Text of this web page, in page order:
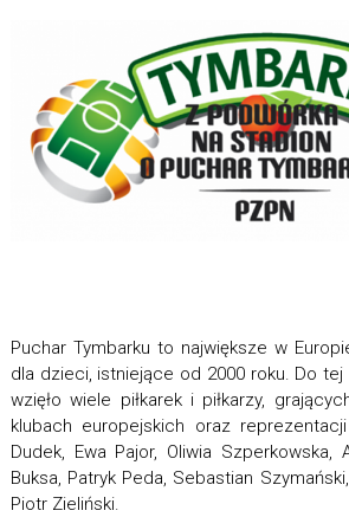
Puchar Tymbarku to największe w
dla dzieci, istniejące od 2000 roku. Do tej
wzięło wiele piłkarek i piłkarzy,
klubach europejskich oraz
Dudek, Ewa Pajor, Oliwia Szperkowska,
Buksa, Patryk Peda, Sebastian
Piotr Zieliński.